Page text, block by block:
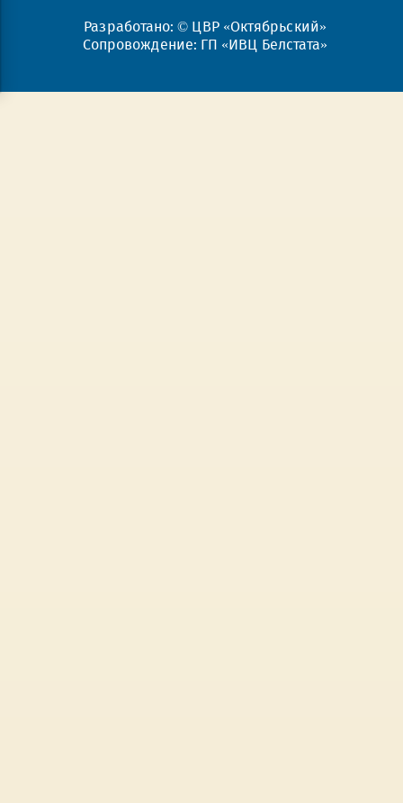
Разработано: © ЦВР «Октябрьский»
Сопровождение: ГП «ИВЦ Белстата»